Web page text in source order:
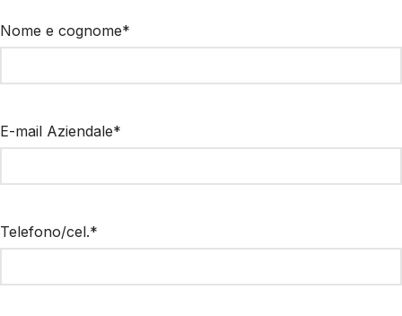
Nome e cognome*
E-mail Aziendale*
Telefono/cel.*